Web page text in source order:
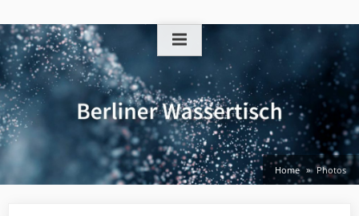
to
content
Home Photos